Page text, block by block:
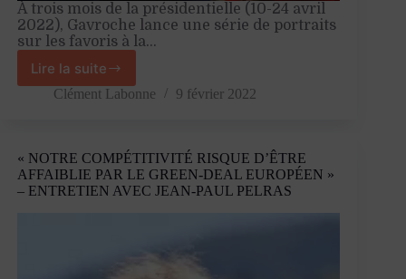
À trois mois de la présidentielle (10-24 avril
2022), Gavroche lance une série de portraits
sur les favoris à la…
Lire la suite
Valérie
Pécresse,
féminin
Clément Labonne 9 février 2022
« NOTRE COMPÉTITIVITÉ RISQUE D’ÊTRE
AFFAIBLIE PAR LE GREEN-DEAL EUROPÉEN »
– ENTRETIEN AVEC JEAN-PAUL PELRAS